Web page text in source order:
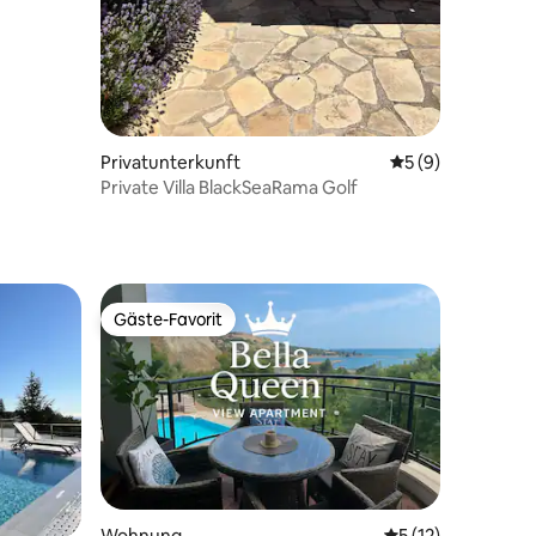
Privatunterkunft
5 (9)
Private Villa BlackSeaRama Golf
Gäste-Favorit
Gäste-Favorit